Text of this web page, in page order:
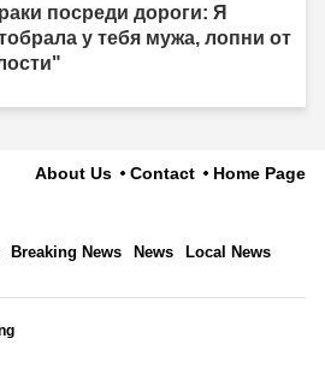
посреди дороги: Я
у тебя мужа, лопни от
About Us Contact Home Page
Breaking News News Local News